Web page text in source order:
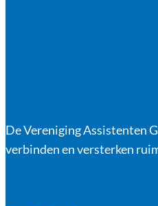
De Vereniging Assistenten
verbinden en versterken